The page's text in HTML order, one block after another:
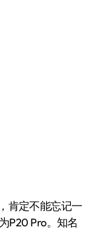
定不能忘记一
P20 Pro。知名